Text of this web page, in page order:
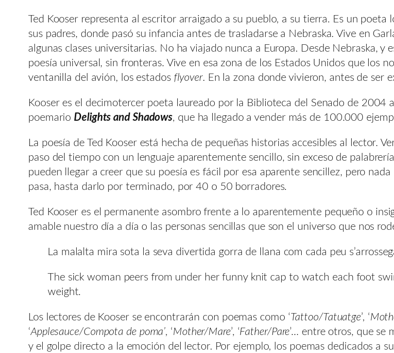
Ted Kooser representa al escritor arraigado a su pueblo, a su tierra. Es un
sus padres, donde pasó su infancia antes de trasladarse a Nebraska. Vive en
algunas clases universitarias. No ha viajado nunca a Europa. Desde Nebraska, y
poesía universal, sin fronteras. Vive en esa zona de los Estados Unidos que los
ventanilla del avión, los estados flyover. En la zona donde vivieron, antes de ser
Kooser es el decimotercer poeta laureado por la Biblioteca del Senado de
poemario Delights and Shadows, que ha llegado a vender más de 100.000
La poesía de Ted Kooser está hecha de pequeñas historias accesibles al lector.
paso del tiempo con un lenguaje aparentemente sencillo, sin exceso de
pueden llegar a creer que su poesía es fácil por esa aparente sencillez, pero
pasa, hasta darlo por terminado, por 40 o 50 borradores.
Ted Kooser es el permanente asombro frente a lo aparentemente pequeño o
amable nuestro día a día o las personas sencillas que son el universo que nos
La malalta mira sota la seva divertida gorra de llana com cada peu
The sick woman peers from under her funny knit cap to watch each foot
weight.
Los lectores de Kooser se encontrarán con poemas como ‘Tattoo/Tatuatge’, ‘
‘Applesauce/Compota de poma’, ‘Mother/Mare’, ‘Father/Pare’… entre otros, que se
y el golpe directo a la emoción del lector. Por ejemplo, los poemas dedicados a